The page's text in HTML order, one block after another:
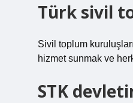
Türk sivil
Sivil toplum
hizmet sunmak ve
STK